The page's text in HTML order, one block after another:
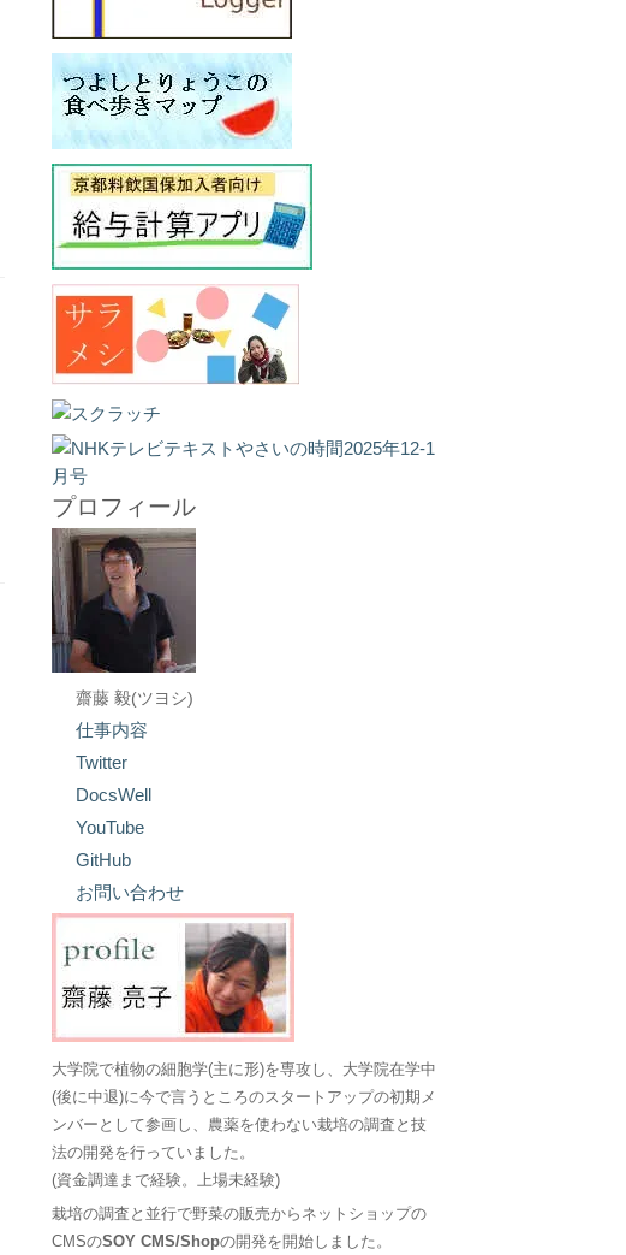
プロフィール
齋藤 毅(ツヨシ)
仕事内容
Twitter
DocsWell
YouTube
GitHub
お問い合わせ
大学院で植物の細胞学(主に形)を専攻し、大学院在学中
(後に中退)に今で言うところのスタートアップの初期メ
ンバーとして参画し、農薬を使わない栽培の調査と技
法の開発を行っていました。
(資金調達まで経験。上場未経験)
栽培の調査と並行で野菜の販売からネットショップの
CMSのSOY CMS/Shopの開発を開始しました。